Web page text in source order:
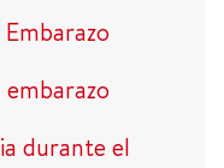
durante el